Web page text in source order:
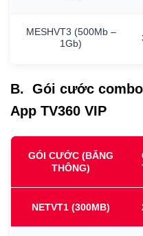
MESHVT3 (500Mb –
1Gb)
B. Gói cước
App TV360 VIP
GÓI CƯỚC (BĂNG
THÔNG)
NETVT1 (300MB)